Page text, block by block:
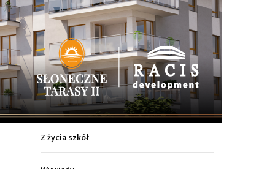
Z życia miasta
Sport
Kultura
Wiadomości z regionu
Z życia szkół